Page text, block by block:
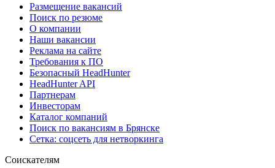
Размещение вакансий
Поиск по резюме
О компании
Наши вакансии
Реклама на сайте
Требования к ПО
Безопасный HeadHunter
HeadHunter API
Партнерам
Инвесторам
Каталог компаний
Поиск по вакансиям в Брянске
Сетка: соцсеть для нетворкинга
Соискателям